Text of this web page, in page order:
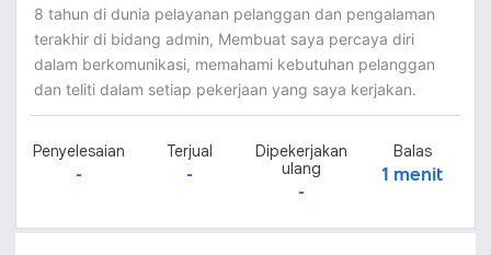
8 tahun di dunia pelayanan pelanggan dan pengalaman
terakhir di bidang admin, Membuat saya percaya diri
dalam berkomunikasi, memahami kebutuhan pelanggan
dan teliti dalam setiap pekerjaan yang saya kerjakan.
Penyelesaian
-
Terjual
-
Dipekerjakan
ulang
-
Balas
1 menit